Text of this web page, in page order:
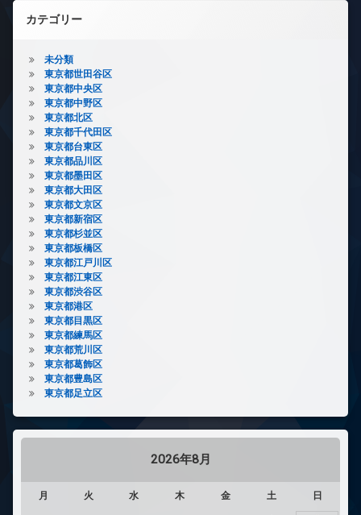
カテゴリー
未分類
東京都世田谷区
東京都中央区
東京都中野区
東京都北区
東京都千代田区
東京都台東区
東京都品川区
東京都墨田区
東京都大田区
東京都文京区
東京都新宿区
東京都杉並区
東京都板橋区
東京都江戸川区
東京都江東区
東京都渋谷区
東京都港区
東京都目黒区
東京都練馬区
東京都荒川区
東京都葛飾区
東京都豊島区
東京都足立区
2026年8月
月 火 水 木 金 土 日